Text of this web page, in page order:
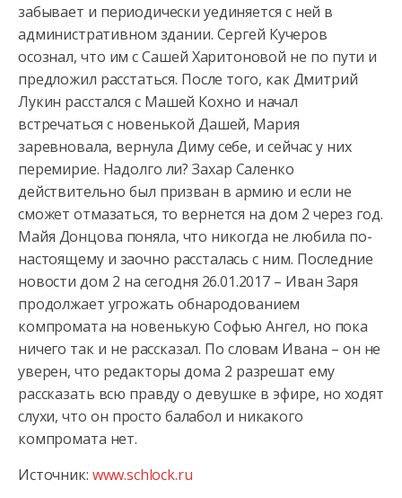
забывает и периодически уединяется с ней в
административном здании. Сергей Кучеров
осознал, что им с Сашей Харитоновой не по пути и
предложил расстаться. После того, как Дмитрий
Лукин расстался с Машей Кохно и начал
встречаться с новенькой Дашей, Мария
заревновала, вернула Диму себе, и сейчас у них
перемирие. Надолго ли? Захар Саленко
действительно был призван в армию и если не
сможет отмазаться, то вернется на дом 2 через год.
Майя Донцова поняла, что никогда не любила по-
настоящему и заочно рассталась с ним. Последние
новости дом 2 на сегодня 26.01.2017 – Иван Заря
продолжает угрожать обнародованием
компромата на новенькую Софью Ангел, но пока
ничего так и не рассказал. По словам Ивана – он не
уверен, что редакторы дома 2 разрешат ему
рассказать всю правду о девушке в эфире, но ходят
слухи, что он просто балабол и никакого
компромата нет.
Источник: www.schlock.ru